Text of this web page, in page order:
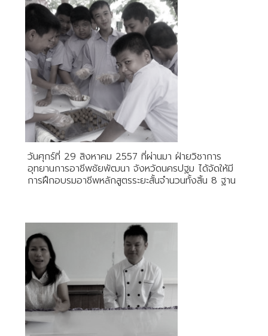
วันศุกร์ที่ 29 สิงหาคม 2557 ที่ผ่านมา ฝ่ายวิชาการ
อุทยานการอาชีพชัยพัฒนา จังหวัดนครปฐม ได้จัดให้มี
การฝึกอบรมอาชีพหลักสูตรระยะสั้นจำนวนทั้งสิ้น 8 ฐาน